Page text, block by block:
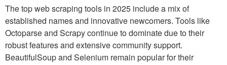
The top web scraping tools in 2025 include a mix of
established names and innovative newcomers. Tools like
Octoparse and Scrapy continue to dominate due to their
robust features and extensive community support.
BeautifulSoup and Selenium remain popular for their